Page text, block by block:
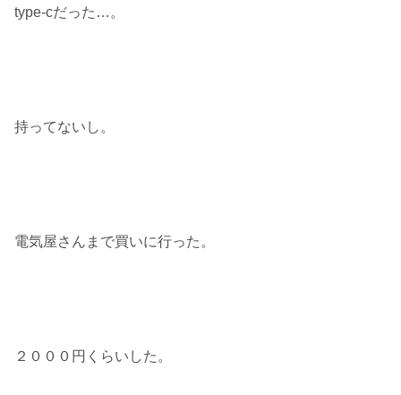
type-cだった…。
持ってないし。
電気屋さんまで買いに行った。
２０００円くらいした。